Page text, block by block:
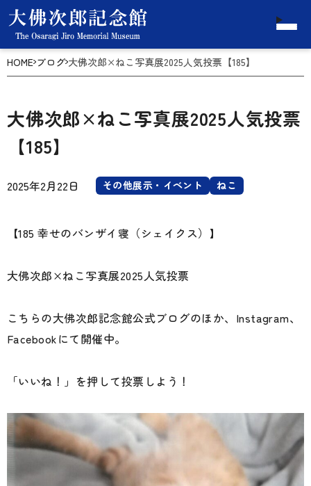
HOME ブログ 大佛次郎×ねこ写真展2025人気投票【185】
大佛次郎×ねこ写真展2025人気投票
【185】
2025年2月22日 その他展示・イベント ねこ
【185 幸せのバンザイ寝（シェイクス）】
大佛次郎×ねこ写真展2025人気投票
こちらの大佛次郎記念館公式ブログのほか、Instagram、
Facebookにて開催中。
「いいね！」を押して投票しよう！